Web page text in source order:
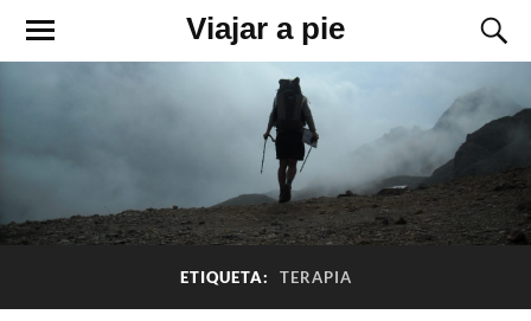
Viajar a pie
ETIQUETA: TERAPIA